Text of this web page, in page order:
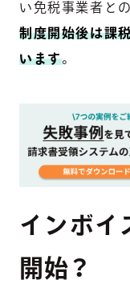
い免税事業者と
制度開始後は課
います。
インボイ
開始？